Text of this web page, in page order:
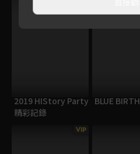
2019 HIStory Party
精彩記錄
BLUE
VIP